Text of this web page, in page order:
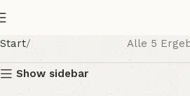
Start Alle 5
Show sidebar